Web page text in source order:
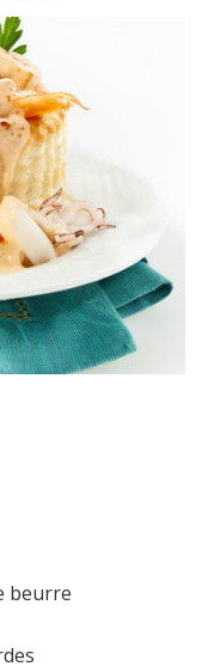
beurre